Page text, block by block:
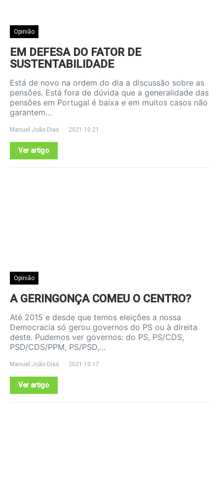
Opinião
EM DEFESA DO FATOR DE
SUSTENTABILIDADE
Está de novo na ordem do dia a discussão sobre as
pensões. Está fora de dúvida que a generalidade das
pensões em Portugal é baixa e em muitos casos não
garantem…
Manuel João Dias 2021.10.21
Ver artigo
Opinião
A GERINGONÇA COMEU O CENTRO?
Até 2015 e desde que temos eleições a nossa
Democracia só gerou governos do PS ou à direita
deste. Pudemos ver governos: do PS, PS/CDS,
PSD/CDS/PPM, PS/PSD,…
Manuel João Dias 2021.10.17
Ver artigo